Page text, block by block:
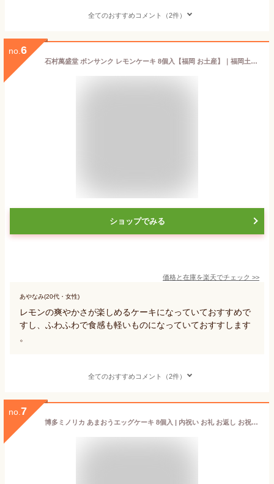
全てのおすすめコメント（2件）
no. 6
石村萬盛堂 ボンサンク レモンケーキ 8個入【福岡 お土産】｜福岡土産 唐津レモン れもんけーき 福岡お土産 おみやげ みやげ お菓子 プレゼント ギフト 手土産 和菓子 お返し 挨拶 お礼 スイーツ お返し 福岡 唐津 帰省土産 お取り寄せ 贈り物 お取り寄グルメ
ショップでみる
価格と在庫を楽天でチェック >>
あやなみ(20代・女性)
レモンの爽やかさが楽しめるケーキになっていておすすめで
すし、ふわふわで食感も軽いものになっていておすすします
。
全てのおすすめコメント（2件）
no. 7
博多ミノリカ あまおうエッグケーキ 8個入 | 内祝い お礼 お返し お祝い プレゼント お菓子 ギフト スイーツ あまおう 苺 焼き菓子 洋菓子 お土産 手土産 個包装 福岡 博多対応 (宅急便発送) proper